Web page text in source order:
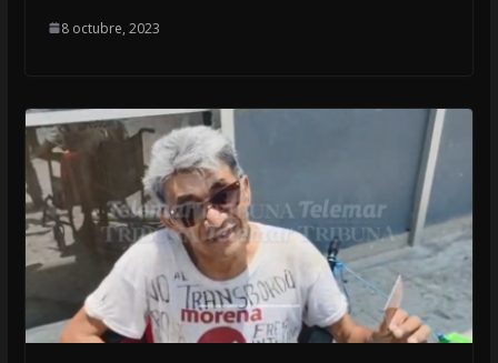
8 octubre, 2023